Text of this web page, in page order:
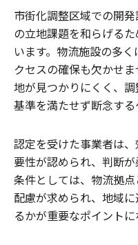
市街化調整区域での開
の立地課題を和らげる
います。物流施設の多
クセスの確保も欠かせ
地が見つかりにくく、
基準を満たせず断念する
認定を受けた事業者は
要性が認められ、判断が
条件としては、物流拠
配慮が求められ、地域
るかが重要なポイントに